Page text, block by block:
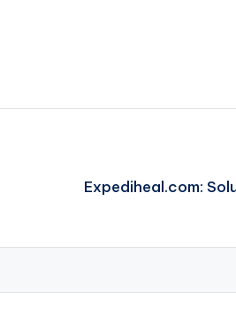
Expediheal.com: